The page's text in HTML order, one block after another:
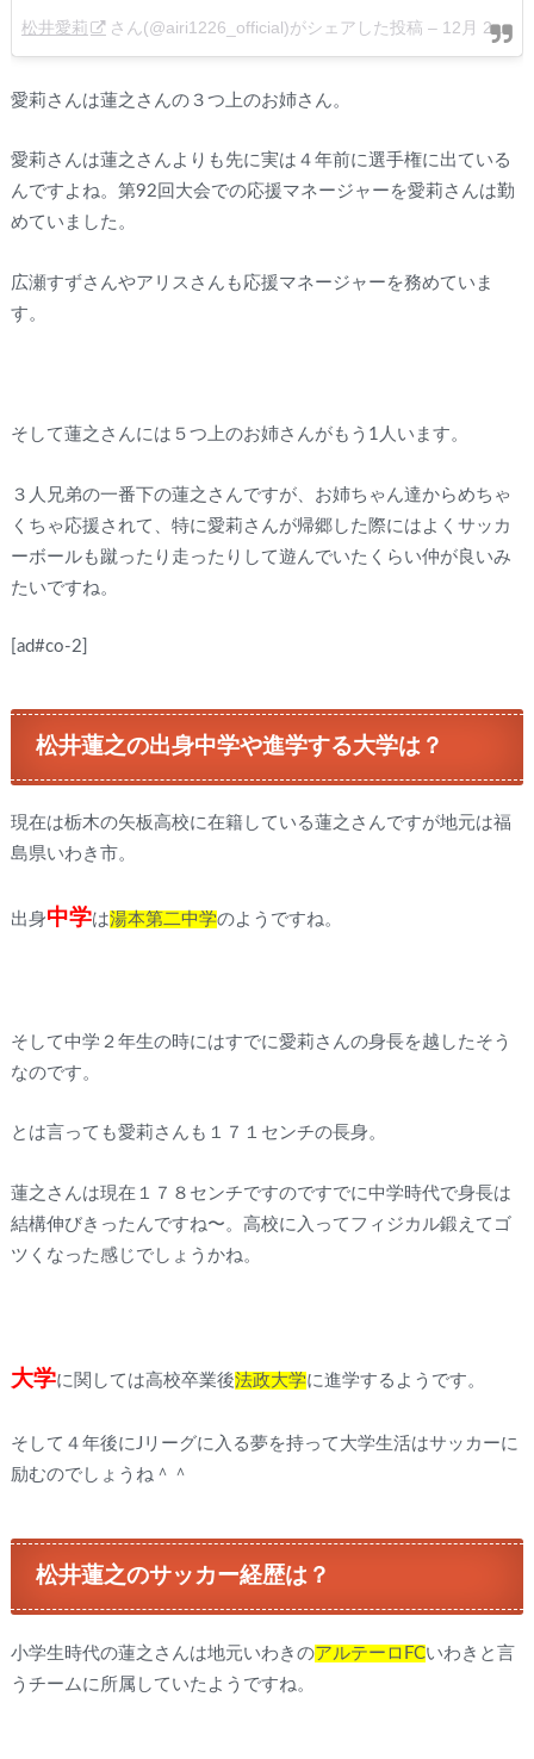
松井愛莉 さん(@airi1226_official)がシェアした投稿 – 12月 28, 2017 at 4:18午前 PST
愛莉さんは蓮之さんの３つ上のお姉さん。
愛莉さんは蓮之さんよりも先に実は４年前に選手権に出ている
んですよね。第92回大会での応援マネージャーを愛莉さんは勤
めていました。
広瀬すずさんやアリスさんも応援マネージャーを務めていま
す。
そして蓮之さんには５つ上のお姉さんがもう1人います。
３人兄弟の一番下の蓮之さんですが、お姉ちゃん達からめちゃ
くちゃ応援されて、特に愛莉さんが帰郷した際にはよくサッカ
ーボールも蹴ったり走ったりして遊んでいたくらい仲が良いみ
たいですね。
[ad#co-2]
松井蓮之の出身中学や進学する大学は？
現在は栃木の矢板高校に在籍している蓮之さんですが地元は福
島県いわき市。
出身中学は湯本第二中学のようですね。
そして中学２年生の時にはすでに愛莉さんの身長を越したそう
なのです。
とは言っても愛莉さんも１７１センチの長身。
蓮之さんは現在１７８センチですのですでに中学時代で身長は
結構伸びきったんですね〜。高校に入ってフィジカル鍛えてゴ
ツくなった感じでしょうかね。
大学に関しては高校卒業後法政大学に進学するようです。
そして４年後にJリーグに入る夢を持って大学生活はサッカーに
励むのでしょうね＾＾
松井蓮之のサッカー経歴は？
小学生時代の蓮之さんは地元いわきのアルテーロFCいわきと言
うチームに所属していたようですね。